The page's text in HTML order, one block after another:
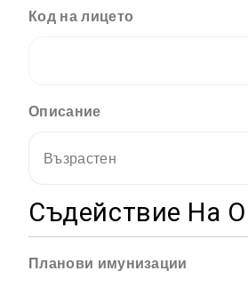
Код на лицето
Описание
Възрастен
Съдействие На
Планови имунизации